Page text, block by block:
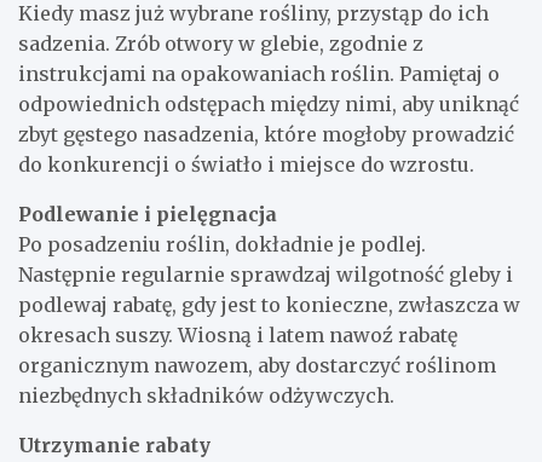
Kiedy masz już wybrane rośliny, przystąp do ich
sadzenia. Zrób otwory w glebie, zgodnie z
instrukcjami na opakowaniach roślin. Pamiętaj o
odpowiednich odstępach między nimi, aby uniknąć
zbyt gęstego nasadzenia, które mogłoby prowadzić
do konkurencji o światło i miejsce do wzrostu.
Podlewanie i pielęgnacja
Po posadzeniu roślin, dokładnie je podlej.
Następnie regularnie sprawdzaj wilgotność gleby i
podlewaj rabatę, gdy jest to konieczne, zwłaszcza w
okresach suszy. Wiosną i latem nawoź rabatę
organicznym nawozem, aby dostarczyć roślinom
niezbędnych składników odżywczych.
Utrzymanie rabaty